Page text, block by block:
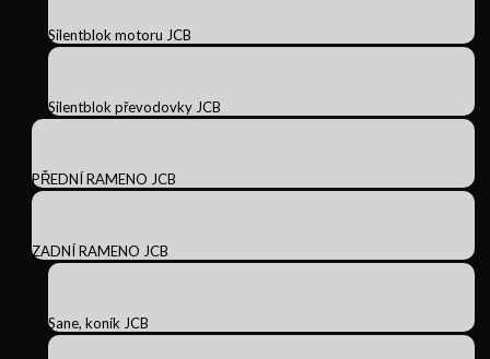
Silentblok motoru JCB
Silentblok převodovky JCB
PŘEDNÍ RAMENO JCB
ZADNÍ RAMENO JCB
Sane, koník JCB